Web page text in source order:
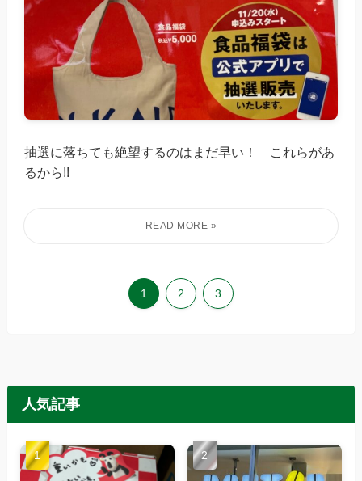
抽選に落ちても絶望するのはまだ早い！ これらがあ
るから!!
1 2 3
人気記事